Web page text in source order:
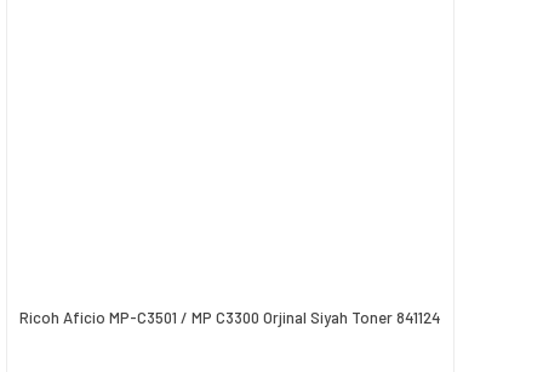
Ricoh Aficio MP-C3501 / MP C3300 Orjinal Siyah Toner 841124